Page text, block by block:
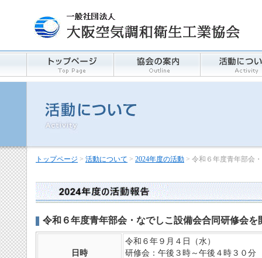
トップページ > 活動について > 2024年度の活動 > 令和６年度青年部会
令和６年度青年部会・なでしこ設備会合同研修会
日時
令和６年９月４日（水）
研修会：午後３時～午後４時３０分